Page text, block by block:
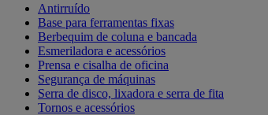
Antirruído
Base para ferramentas fixas
Berbequim de coluna e bancada
Esmeriladora e acessórios
Prensa e cisalha de oficina
Segurança de máquinas
Serra de disco, lixadora e serra de fita
Tornos e acessórios